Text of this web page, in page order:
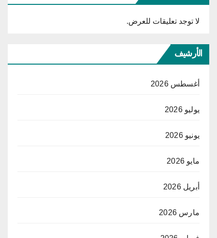
لا توجد تعليقات للعرض.
الأرشيف
أغسطس 2026
يوليو 2026
يونيو 2026
مايو 2026
أبريل 2026
مارس 2026